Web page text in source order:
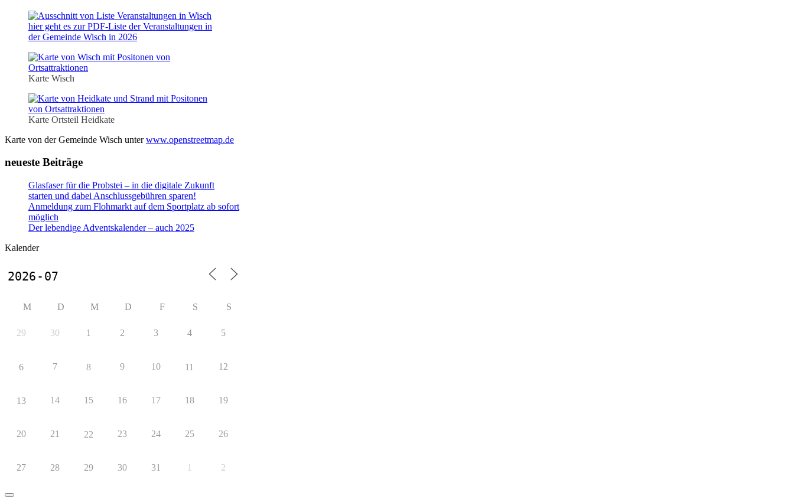
hier geht es zur PDF-Liste der Veranstaltungen in
der Gemeinde Wisch in 2026
Karte Wisch
Karte Ortsteil Heidkate
Karte von der Gemeinde Wisch unterwww.openstreetmap.de
neueste Beiträge
Glasfaser für die Probstei – in die digitale Zukunft
starten und dabei Anschlussgebühren sparen!
Anmeldung zum Flohmarkt auf dem Sportplatz ab sofort
möglich
Der lebendige Adventskalender – auch 2025
Kalender
M D M D F S S
29 30 1 2 3 4 5
6 7 8 9 10 11 12
13 14 15 16 17 18 19
20 21 22 23 24 25 26
27 28 29 30 31 1 2